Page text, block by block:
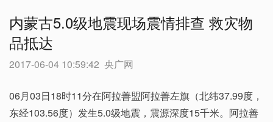
内蒙古5.0级地震现场震情排查 救灾物
品抵达
2017-06-04 10:59:42 央广网
06月03日18时11分在阿拉善盟阿拉善左旗（北纬37.99度，
东经103.56度）发生5.0级地震，震源深度15千米。阿拉善